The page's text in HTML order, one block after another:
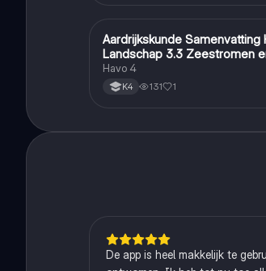
Aardrijkskunde
Aardrijkskunde Samenvatting
Landschap 3.3 Zeestromen
• BuiteNLand
Havo 4
K4 131 1
De app is heel makkelijk te